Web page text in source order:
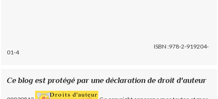
ISBN :978-2-919204-
01-4
Ce blog est protégé par une déclaration de droit d'auteur